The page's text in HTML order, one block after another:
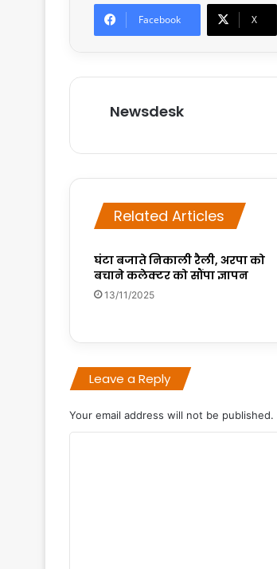
Facebook X
Newsdesk
Related Articles
घंटा बजाते निकाली रैली, अरपा को
बचाने कलेक्टर को सौंपा ज्ञापन
13/11/2025
Leave a Reply
Your email address will not be published.